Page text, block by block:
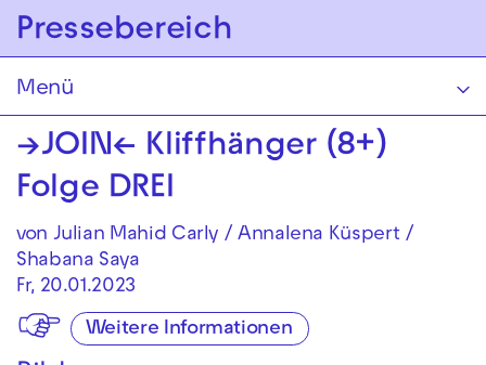
Zur Hauptnavigation springen
Pressebereich
Menü
→JOIN← Kliff­hänger (8+)
Folge DREI
von Julian Mahid Carly / Annalena Küspert /
Shabana Saya
Fr, 20.01.2023
Weitere Informationen